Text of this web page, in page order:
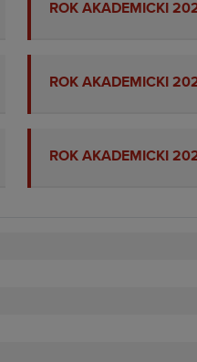
ROK AKADEMICKI
ROK AKADEMICKI
ROK AKADEMICKI